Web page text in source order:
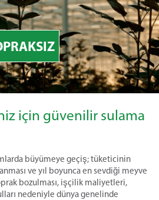
için güvenilir sulama
büyümeye geçiş; tüketicinin
ve yıl boyunca en sevdiği meyve
bozulması, işçilik maliyetleri,
nedeniyle dünya genelinde